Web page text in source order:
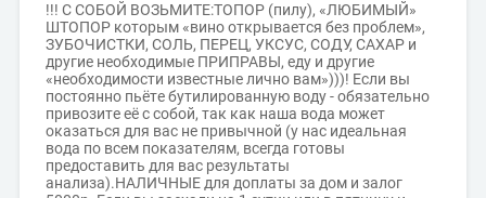
!!! С СОБОЙ ВОЗЬМИТЕ:ТОПОР (пилу), «ЛЮБИМЫЙ»
ШТОПОР которым «вино открывается без проблем»,
ЗУБОЧИСТКИ, СОЛЬ, ПЕРЕЦ, УКСУС, СОДУ, САХАР и
другие необходимые ПРИПРАВЫ, еду и другие
«необходимости известные лично вам»)))! Если вы
постоянно пьёте бутилированную воду - обязательно
привозите её с собой, так как наша вода может
оказаться для вас не привычной (у нас идеальная
вода по всем показателям, всегда готовы
предоставить для вас результаты
анализа).НАЛИЧНЫЕ для доплаты за дом и залог